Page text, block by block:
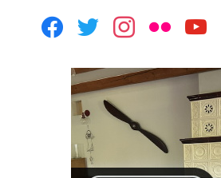
facebooktwitterinstagram
flickr